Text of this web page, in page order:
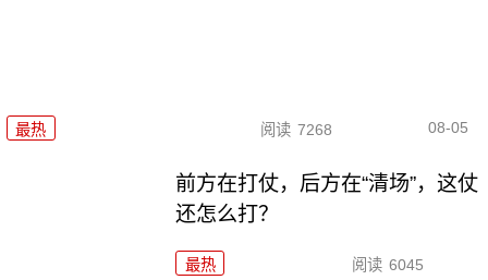
最热 阅读 7268 08-05
前方在打仗，后方在“清场”，这仗
还怎么打？
最热 阅读 6045